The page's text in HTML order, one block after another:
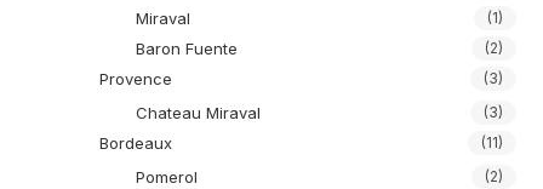
Miraval (1)
Baron Fuente (2)
Provence (3)
Chateau Miraval (3)
Bordeaux (11)
Pomerol (2)